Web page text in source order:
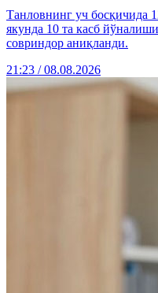
Танловнинг уч босқичида
якунда 10 та касб
совриндор аниқланди.
21:23 / 08.08.2026